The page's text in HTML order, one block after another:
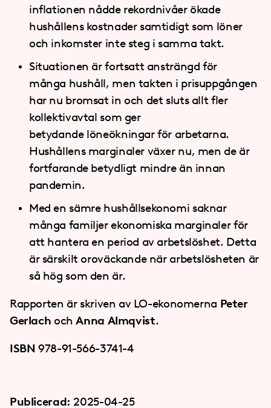
inflationen nådde rekordnivåer ökade
hushållens kostnader samtidigt som löner
och inkomster inte steg i samma takt.
Situationen är fortsatt ansträngd för
många hushåll, men takten i prisuppgången
har nu bromsat in och det sluts allt fler
kollektivavtal som ger
betydande löneökningar för arbetarna.
Hushållens marginaler växer nu, men de är
fortfarande betydligt mindre än innan
pandemin.
Med en sämre hushållsekonomi saknar
många familjer ekonomiska marginaler för
att hantera en period av arbetslöshet. Detta
är särskilt oroväckande när arbetslösheten är
så hög som den är.
Rapporten är skriven av LO-ekonomerna Peter
Gerlach ochAnna Almqvist.
ISBN 978-91-566-3741-4
Publicerad: 2025-04-25